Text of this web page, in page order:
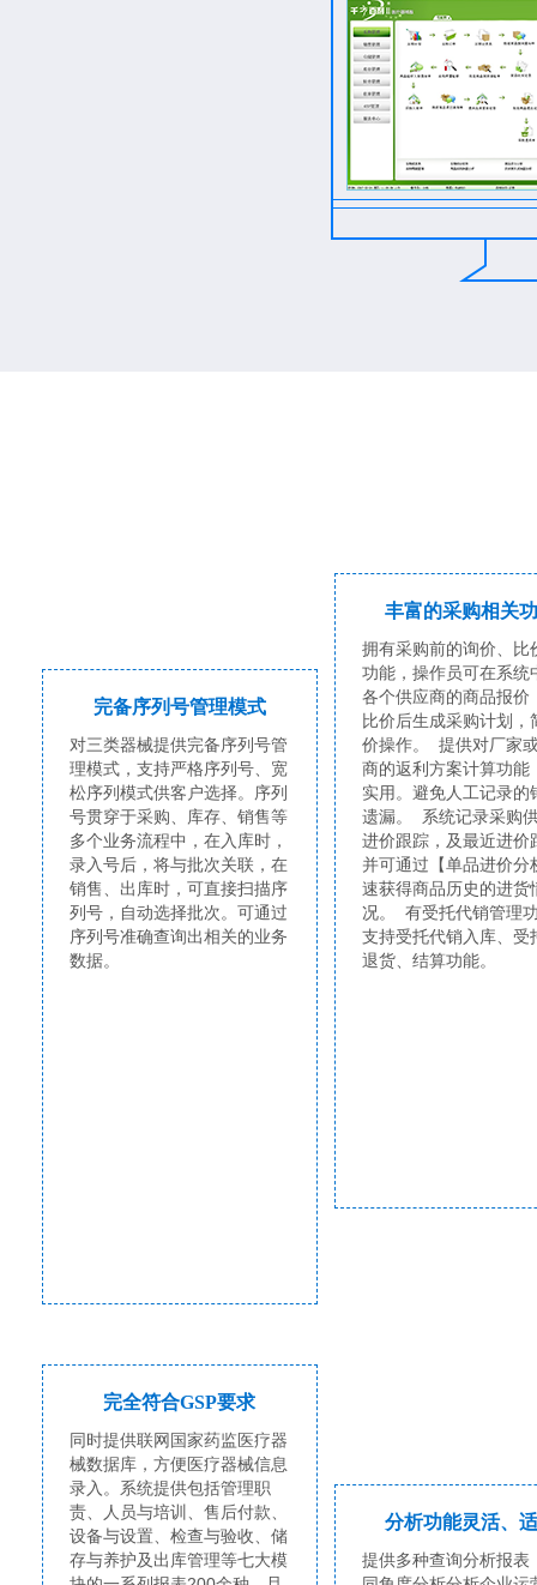
完备序列号管理模式
对三类器械提供完备序列号管
理模式，支持严格序列号、宽
松序列模式供客户选择。序列
号贯穿于采购、库存、销售等
多个业务流程中，在入库时，
录入号后，将与批次关联，在
销售、出库时，可直接扫描序
列号，自动选择批次。可通过
序列号准确查询出相关的业务
数据。
丰富的采购相关
拥有采购前的询价、比
功能，操作员可在系统
各个供应商的商品报价
比价后生成采购计划，
价操作。 提供对厂家
商的返利方案计算功能
实用。避免人工记录的
遗漏。 系统记录采购
进价跟踪，及最近进价
并可通过【单品进价分
速获得商品历史的进货
况。 有受托代销管理
支持受托代销入库、受
退货、结算功能。
完全符合GSP要求
同时提供联网国家药监医疗器
械数据库，方便医疗器械信息
录入。系统提供包括管理职
责、人员与培训、售后付款、
设备与设置、检查与验收、储
存与养护及出库管理等七大模
分析功能灵活、
提供多种查询分析报表